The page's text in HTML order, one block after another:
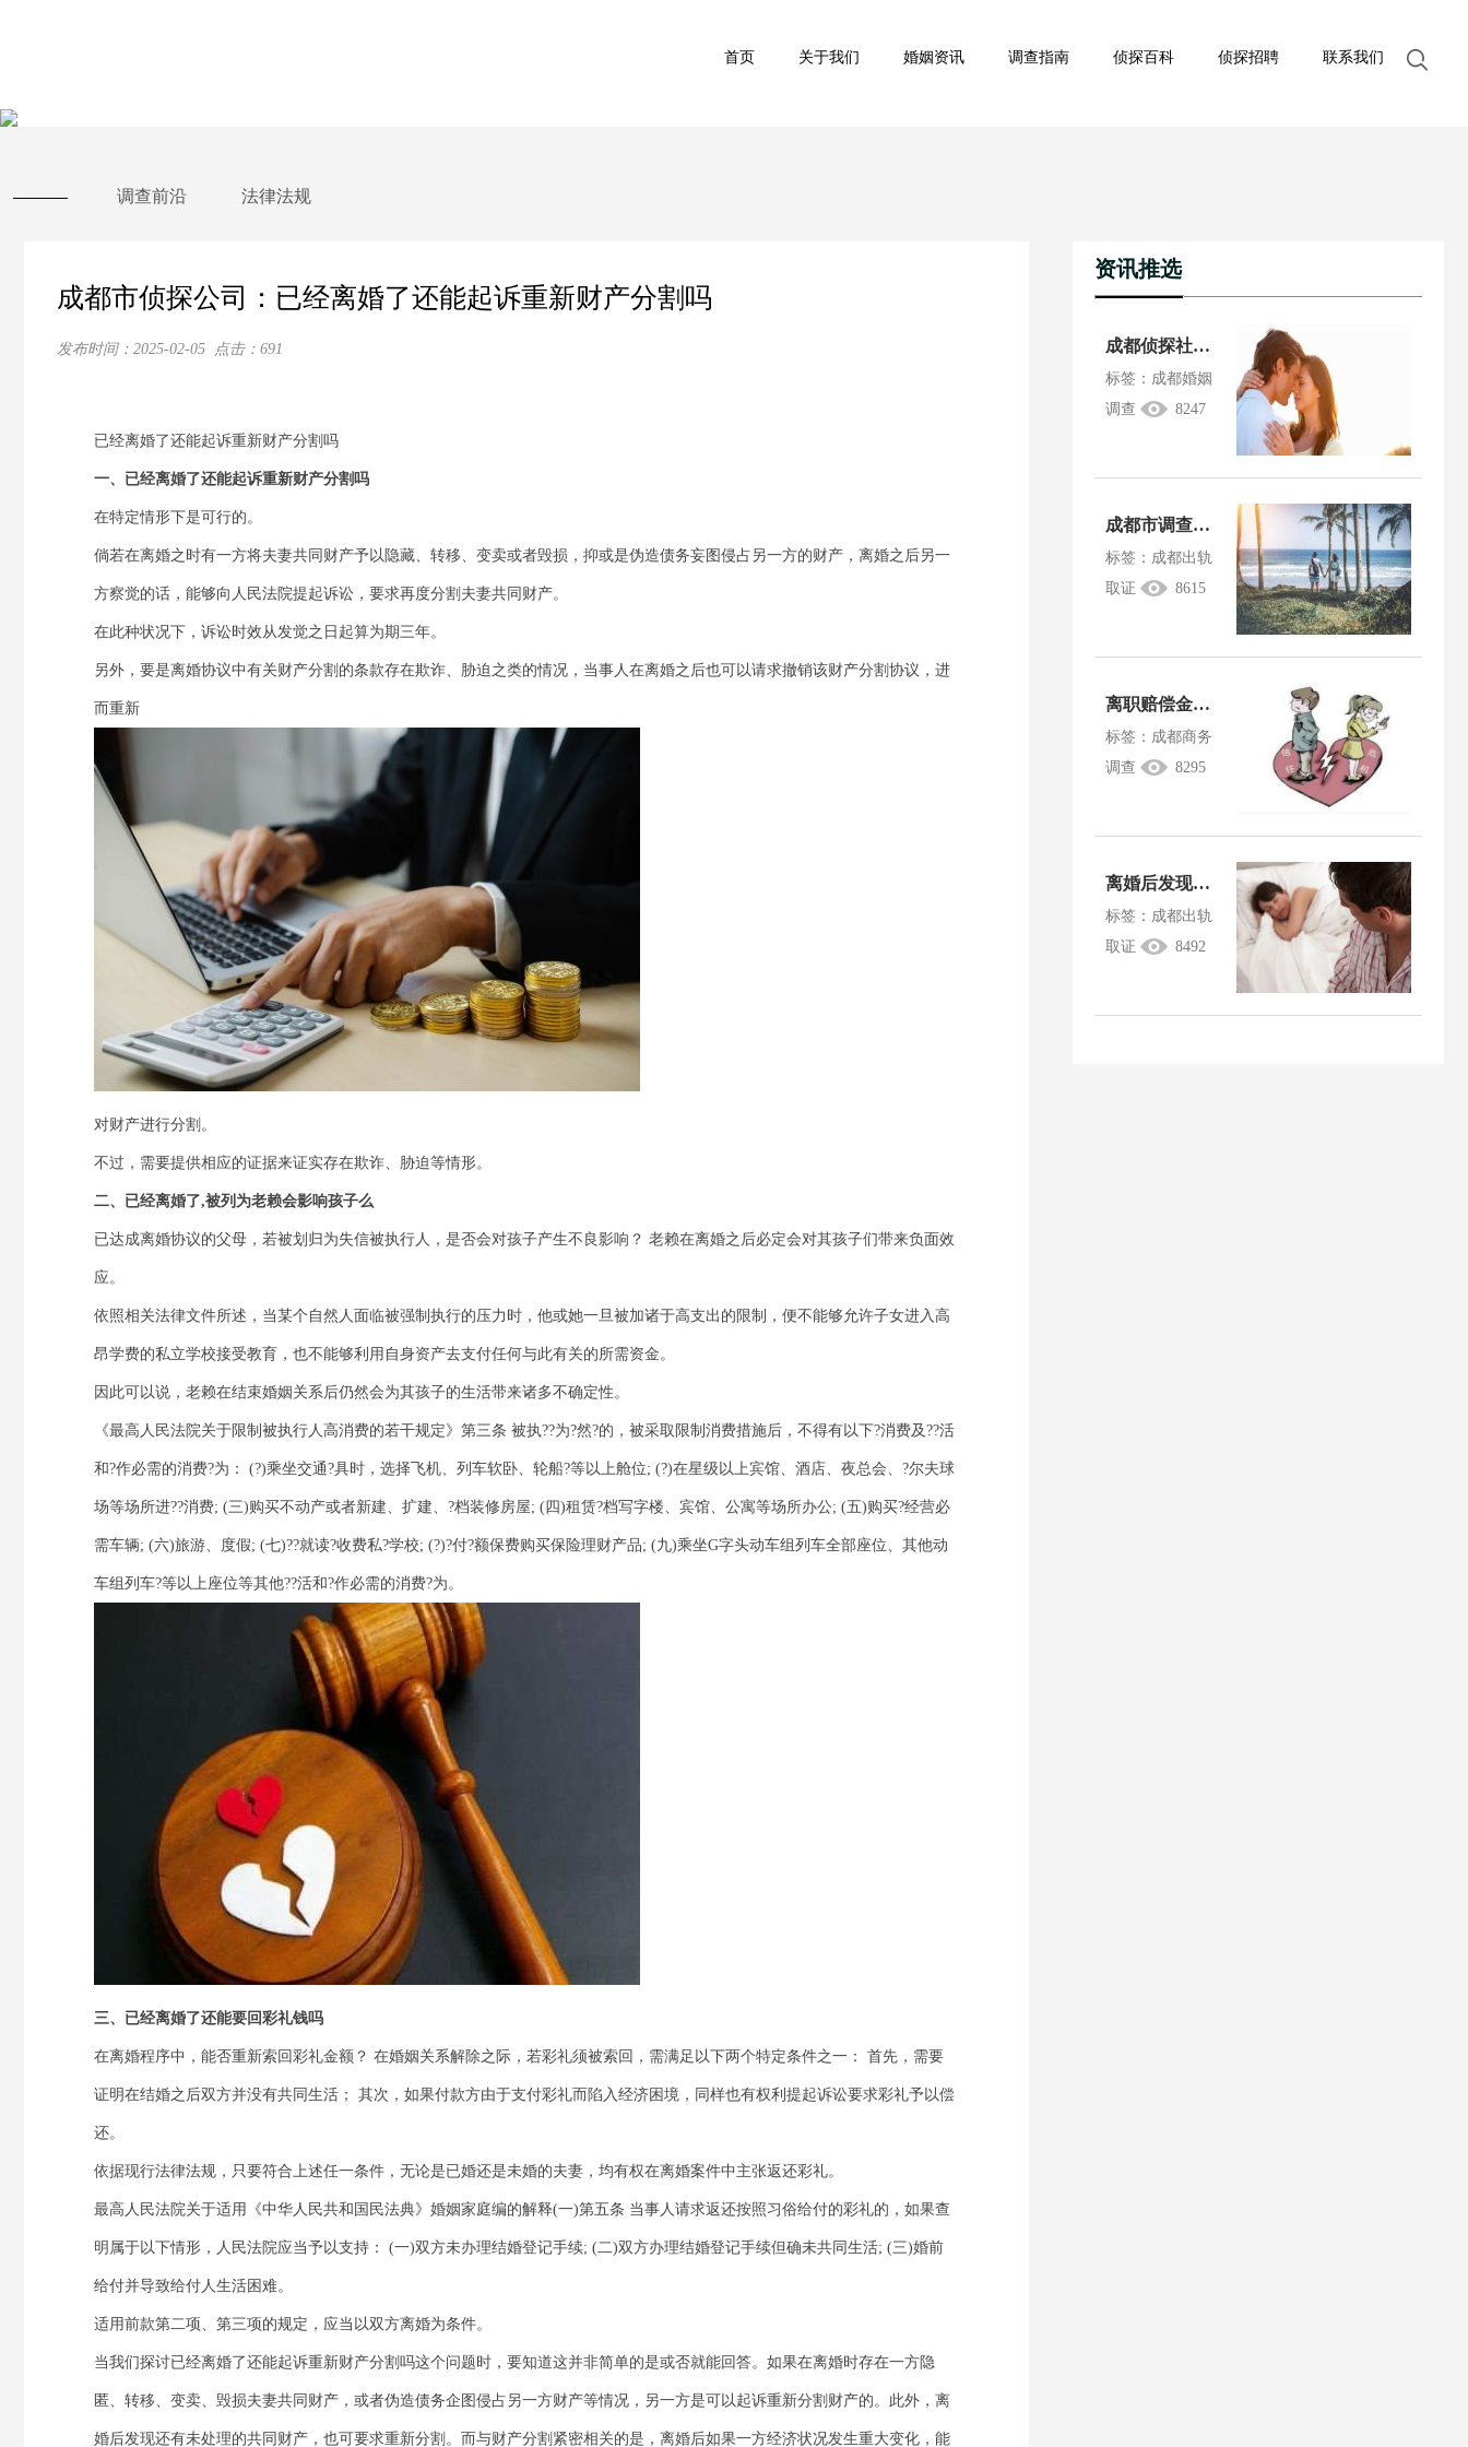
首页 关于我们 婚姻资讯 调查指南 侦探百科 侦探招聘 联系我们
调查前沿 法律法规
成都市侦探公司：已经离婚了还能起诉重新财产分割吗
发布时间： 2025-02-05 点击： 691
已经离婚了还能起诉重新财产分割吗
一、已经离婚了还能起诉重新财产分割吗
在特定情形下是可行的。
倘若在离婚之时有一方将夫妻共同财产予以隐藏、转移、变卖或者毁损，抑或是伪造债务妄图侵占另一方的财产，离婚之后另一
方察觉的话，能够向人民法院提起诉讼，要求再度分割夫妻共同财产。
在此种状况下，诉讼时效从发觉之日起算为期三年。
另外，要是离婚协议中有关财产分割的条款存在欺诈、胁迫之类的情况，当事人在离婚之后也可以请求撤销该财产分割协议，进
而重新
对财产进行分割。
不过，需要提供相应的证据来证实存在欺诈、胁迫等情形。
二、已经离婚了,被列为老赖会影响孩子么
已达成离婚协议的父母，若被划归为失信被执行人，是否会对孩子产生不良影响？ 老赖在离婚之后必定会对其孩子们带来负面效
应。
依照相关法律文件所述，当某个自然人面临被强制执行的压力时，他或她一旦被加诸于高支出的限制，便不能够允许子女进入高
昂学费的私立学校接受教育，也不能够利用自身资产去支付任何与此有关的所需资金。
因此可以说，老赖在结束婚姻关系后仍然会为其孩子的生活带来诸多不确定性。
《最高人民法院关于限制被执行人高消费的若干规定》第三条 被执??为?然?的，被采取限制消费措施后，不得有以下?消费及??活
和?作必需的消费?为： (?)乘坐交通?具时，选择飞机、列车软卧、轮船?等以上舱位; (?)在星级以上宾馆、酒店、夜总会、?尔夫球
场等场所进??消费; (三)购买不动产或者新建、扩建、?档装修房屋; (四)租赁?档写字楼、宾馆、公寓等场所办公; (五)购买?经营必
需车辆; (六)旅游、度假; (七)??就读?收费私?学校; (?)?付?额保费购买保险理财产品; (九)乘坐G字头动车组列车全部座位、其他动
车组列车?等以上座位等其他??活和?作必需的消费?为。
三、已经离婚了还能要回彩礼钱吗
在离婚程序中，能否重新索回彩礼金额？ 在婚姻关系解除之际，若彩礼须被索回，需满足以下两个特定条件之一： 首先，需要
证明在结婚之后双方并没有共同生活； 其次，如果付款方由于支付彩礼而陷入经济困境，同样也有权利提起诉讼要求彩礼予以偿
还。
依据现行法律法规，只要符合上述任一条件，无论是已婚还是未婚的夫妻，均有权在离婚案件中主张返还彩礼。
最高人民法院关于适用《中华人民共和国民法典》婚姻家庭编的解释(一)第五条 当事人请求返还按照习俗给付的彩礼的，如果查
明属于以下情形，人民法院应当予以支持： (一)双方未办理结婚登记手续; (二)双方办理结婚登记手续但确未共同生活; (三)婚前
给付并导致给付人生活困难。
适用前款第二项、第三项的规定，应当以双方离婚为条件。
当我们探讨已经离婚了还能起诉重新财产分割吗这个问题时，要知道这并非简单的是或否就能回答。如果在离婚时存在一方隐
匿、转移、变卖、毁损夫妻共同财产，或者伪造债务企图侵占另一方财产等情况，另一方是可以起诉重新分割财产的。此外，离
婚后发现还有未处理的共同财产，也可要求重新分割。而与财产分割紧密相关的是，离婚后如果一方经济状况发生重大变化，能
资讯推选
成都侦探社：夫妻一方婚前贷款买房是共同财产吗
标签：成都婚姻
调查
8247
成都市调查公司：民事诉讼举证期限是如何确定的？
标签：成都出轨
取证
8615
离职赔偿金是不是算夫妻共同财产
标签：成都商务
调查
8295
离婚后发现对方出轨能追责吗
标签：成都出轨
取证
8492